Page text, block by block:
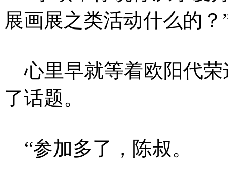
展画展之类活动什么的？
心里早就等着欧阳代荣
了话题。
“参加多了，陈叔。